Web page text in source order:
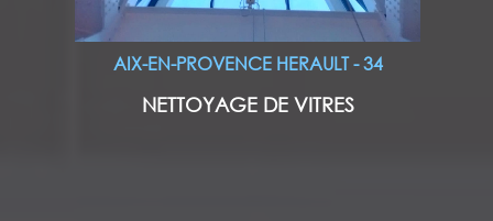
AIX-EN-PROVENCE HERAULT - 34
NETTOYAGE DE VITRES